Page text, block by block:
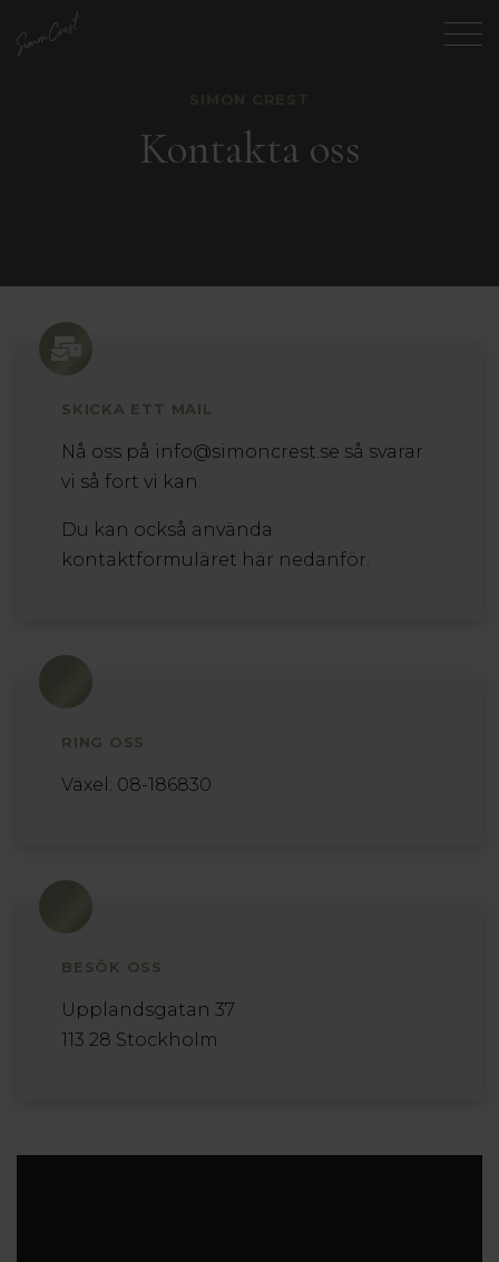
Kontakta oss
SKICKA ETT MAIL
Nå oss på info@simoncrest.se så svarar
vi så fort vi kan.
Du kan också använda
kontaktformuläret här nedanför.
RING OSS
Växel: 08-186830
BESÖK OSS
Upplandsgatan 37
113 28 Stockholm